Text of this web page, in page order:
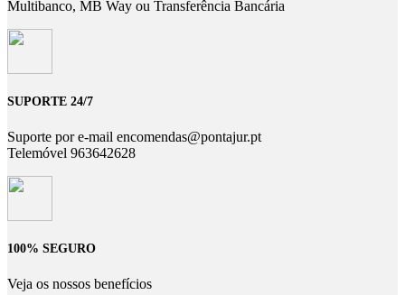
Multibanco, MB Way ou Transferência Bancária
SUPORTE 24/7
Suporte por e-mail encomendas@pontajur.pt
Telemóvel 963642628
100% SEGURO
Veja os nossos benefícios